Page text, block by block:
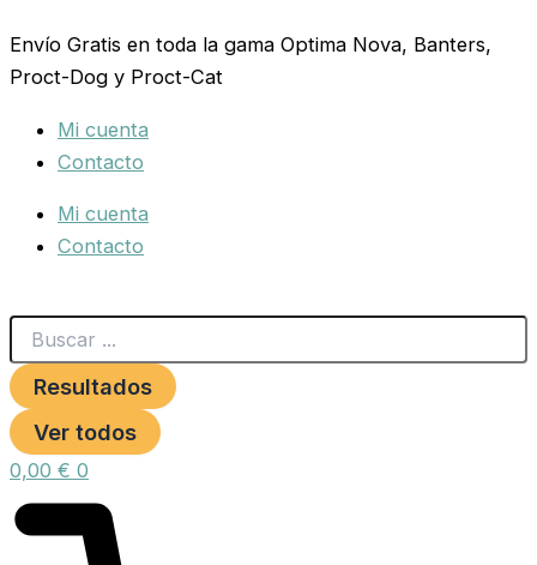
al
contenido
Envío Gratis en toda la gama Optima Nova, Banters,
Proct-Dog y Proct-Cat
Mi cuenta
Contacto
Mi cuenta
Contacto
...
Resultados
Ver todos
0,00 € 0
DESIGN
M
Cordon
mts.
cantidad